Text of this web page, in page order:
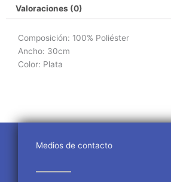
Valoraciones (0)
Composición: 100% Poliéster
Ancho: 30cm
Color: Plata
Medios de contacto